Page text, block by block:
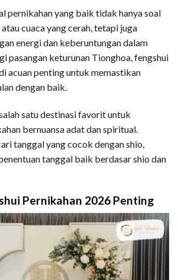
pernikahan yang baik tidak hanya soal
cuaca yang cerah, tetapi juga
energi dan keberuntungan dalam
pasangan keturunan Tionghoa, fengshui
acuan penting untuk memastikan
dengan baik.
satu destinasi favorit untuk
bernuansa adat dan spiritual.
tanggal yang cocok dengan shio,
tanggal baik berdasar shio dan
Pernikahan 2026 Penting